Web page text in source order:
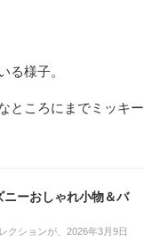
る様子。
ところにまでミッキー
ニーおしゃれ小物＆バ
クションが、2026年3月9日